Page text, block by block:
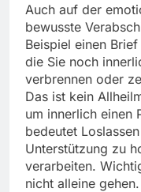
Auch auf der
bewusste
Beispiel einen
die Sie noch
verbrennen oder
Das ist kein
um innerlich einen
bedeutet
Unterstützung zu
verarbeiten.
nicht alleine gehen.